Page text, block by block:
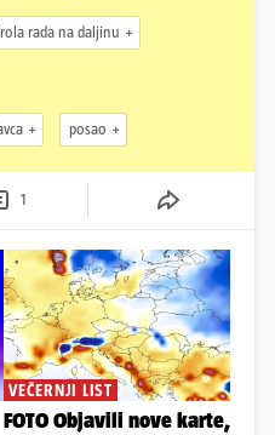
rada na daljinu
posao
1